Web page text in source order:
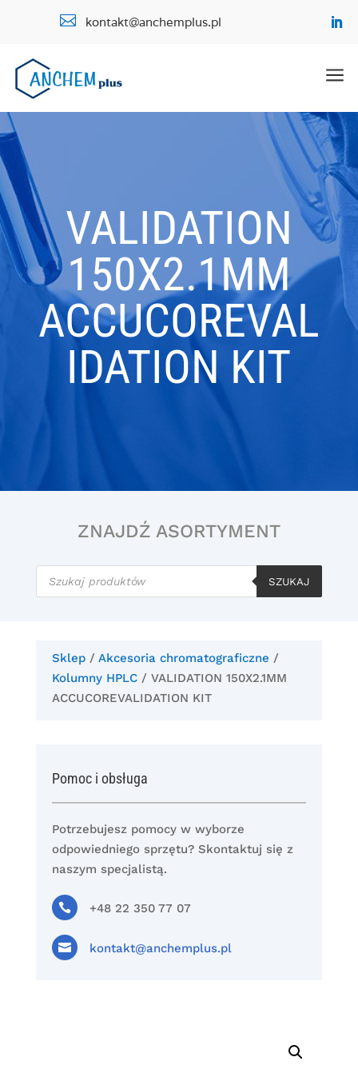
 kontakt@anchemplus.pl
a
VALIDATION
150X2.1MM
ACCUCOREVAL
IDATION KIT
ZNAJDŹ ASORTYMENT
Wyszukiwarka
produktów
SZUKAJ
Sklep/ Akcesoria chromatograficzne /
Kolumny HPLC/ VALIDATION 150X2.1MM
ACCUCOREVALIDATION KIT
Pomoc i obsługa
Potrzebujesz pomocy w wyborze
odpowiedniego sprzętu? Skontaktuj się z
naszym specjalistą.
 +48 22 350 77 07
 kontakt@anchemplus.pl